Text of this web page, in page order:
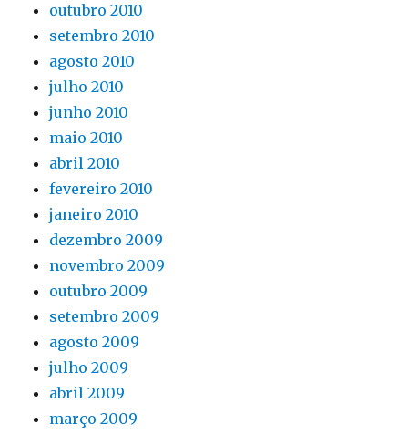
outubro 2010
setembro 2010
agosto 2010
julho 2010
junho 2010
maio 2010
abril 2010
fevereiro 2010
janeiro 2010
dezembro 2009
novembro 2009
outubro 2009
setembro 2009
agosto 2009
julho 2009
abril 2009
março 2009